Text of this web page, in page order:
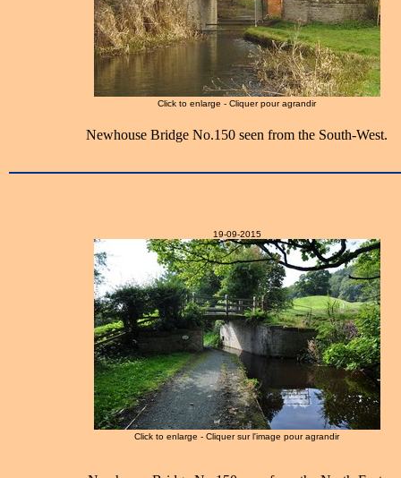
Click to enlarge - Cliquer pour agrandir
Newhouse Bridge No.150 seen from the South-West.
19-09-2015
Click to enlarge - Cliquer sur l'image pour agrandir